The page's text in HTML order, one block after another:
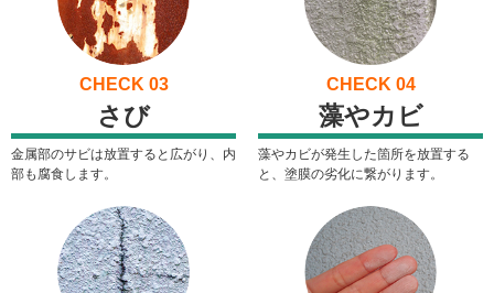
さび
金属部のサビは放置すると広がり、内
部も腐食します。
藻やカビ
藻やカビが発生した箇所を放置する
と、塗膜の劣化に繋がります。